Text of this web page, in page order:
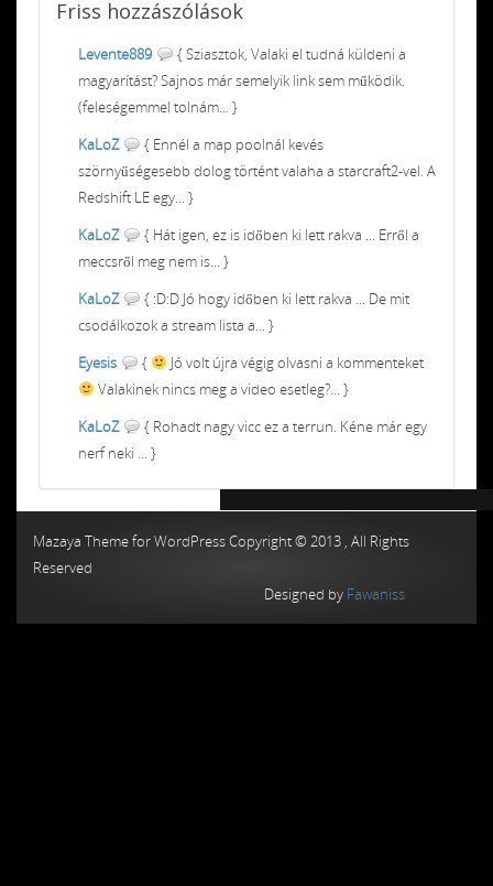
Friss hozzászólások
Levente889
{ Sziasztok, Valaki el tudná küldeni a
magyarítást? Sajnos már semelyik link sem működik.
(feleségemmel tolnám... }
KaLoZ
{ Ennél a map poolnál kevés
szörnyűségesebb dolog történt valaha a starcraft2-vel. A
Redshift LE egy... }
KaLoZ
{ Hát igen, ez is időben ki lett rakva ... Erről a
meccsről meg nem is... }
KaLoZ
{ :D:D Jó hogy időben ki lett rakva ... De mit
csodálkozok a stream lista a... }
Eyesis
{
Jó volt újra végig olvasni a kommenteket
Valakinek nincs meg a video esetleg?... }
KaLoZ
{ Rohadt nagy vicc ez a terrun. Kéne már egy
nerf neki ... }
Mazaya Theme for WordPress Copyright © 2013 , All Rights
Reserved
Designed by Fawaniss